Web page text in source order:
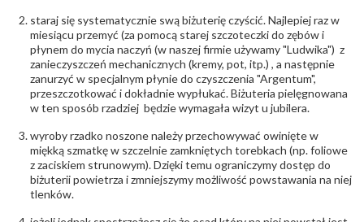
staraj się systematycznie swą biżuterię czyścić. Najlepiej raz w
miesiącu przemyć (za pomocą starej szczoteczki do zębów i
płynem do mycia naczyń (w naszej firmie używamy "Ludwika") z
zanieczyszczeń mechanicznych (kremy, pot, itp.) , a następnie
zanurzyć w specjalnym płynie do czyszczenia "Argentum",
przeszczotkować i dokładnie wypłukać. Biżuteria pielęgnowana
w ten sposób rzadziej będzie wymagała wizyt u jubilera.
wyroby rzadko noszone należy przechowywać owinięte w
miękką szmatkę w szczelnie zamkniętych torebkach (np. foliowe
z zaciskiem strunowym). Dzięki temu ograniczymy dostęp do
biżuterii powietrza i zmniejszymy możliwość powstawania na niej
tlenków.